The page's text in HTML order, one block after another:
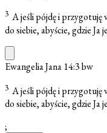
3 A jeśli pójdę i przygotuję
do siebie, abyście, gdzie Ja
Ewangelia Jana 14:3bw
3 A jeśli pójdę i przygotuję
do siebie, abyście, gdzie Ja
;